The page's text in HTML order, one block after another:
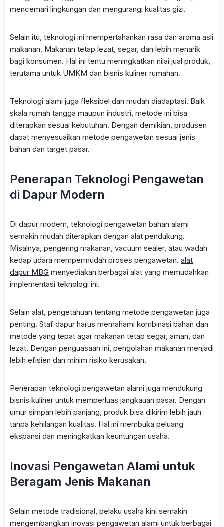
mencemari lingkungan dan mengurangi kualitas gizi.
Selain itu, teknologi ini mempertahankan rasa dan aroma asli
makanan. Makanan tetap lezat, segar, dan lebih menarik
bagi konsumen. Hal ini tentu meningkatkan nilai jual produk,
terutama untuk UMKM dan bisnis kuliner rumahan.
Teknologi alami juga fleksibel dan mudah diadaptasi. Baik
skala rumah tangga maupun industri, metode ini bisa
diterapkan sesuai kebutuhan. Dengan demikian, produsen
dapat menyesuaikan metode pengawetan sesuai jenis
bahan dan target pasar.
Penerapan Teknologi Pengawetan
di Dapur Modern
Di dapur modern, teknologi pengawetan bahan alami
semakin mudah diterapkan dengan alat pendukung.
Misalnya, pengering makanan, vacuum sealer, atau wadah
kedap udara mempermudah proses pengawetan. alat
dapur MBG menyediakan berbagai alat yang memudahkan
implementasi teknologi ini.
Selain alat, pengetahuan tentang metode pengawetan juga
penting. Staf dapur harus memahami kombinasi bahan dan
metode yang tepat agar makanan tetap segar, aman, dan
lezat. Dengan penguasaan ini, pengolahan makanan menjadi
lebih efisien dan minim risiko kerusakan.
Penerapan teknologi pengawetan alami juga mendukung
bisnis kuliner untuk memperluas jangkauan pasar. Dengan
umur simpan lebih panjang, produk bisa dikirim lebih jauh
tanpa kehilangan kualitas. Hal ini membuka peluang
ekspansi dan meningkatkan keuntungan usaha.
Inovasi Pengawetan Alami untuk
Beragam Jenis Makanan
Selain metode tradisional, pelaku usaha kini semakin
mengembangkan inovasi pengawetan alami untuk berbagai